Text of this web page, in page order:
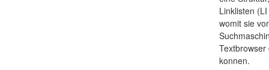
Linklisten
womit sie
konnen.